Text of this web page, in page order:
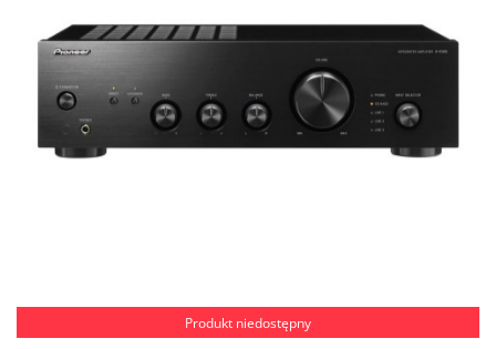
Produkt niedostępny